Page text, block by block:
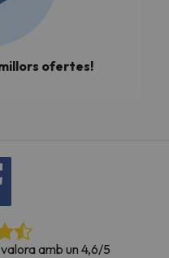
ofertes!
amb un 4,6/5